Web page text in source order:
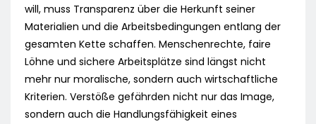
will, muss Transparenz über die Herkunft seiner
Materialien und die Arbeitsbedingungen entlang der
gesamten Kette schaffen. Menschenrechte, faire
Löhne und sichere Arbeitsplätze sind längst nicht
mehr nur moralische, sondern auch wirtschaftliche
Kriterien. Verstöße gefährden nicht nur das Image,
sondern auch die Handlungsfähigkeit eines